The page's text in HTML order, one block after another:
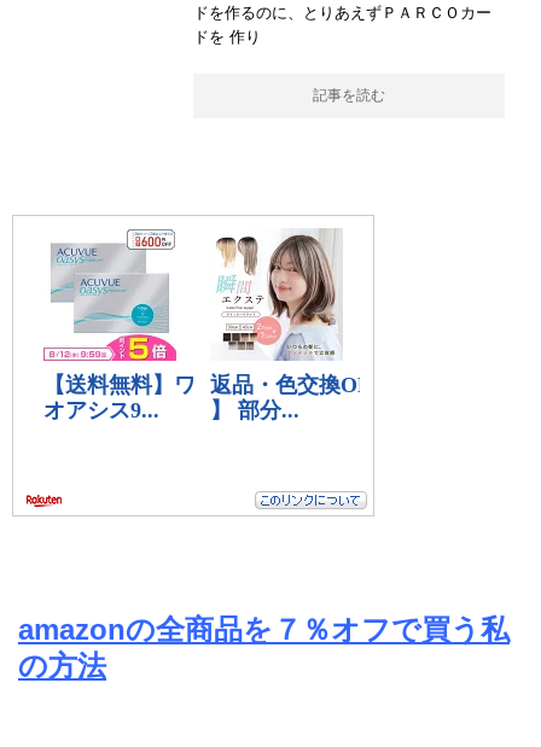
ドを作るのに、とりあえずＰＡＲＣＯカー
ドを 作り
記事を読む
amazonの全商品を７％オフで買う私
の方法